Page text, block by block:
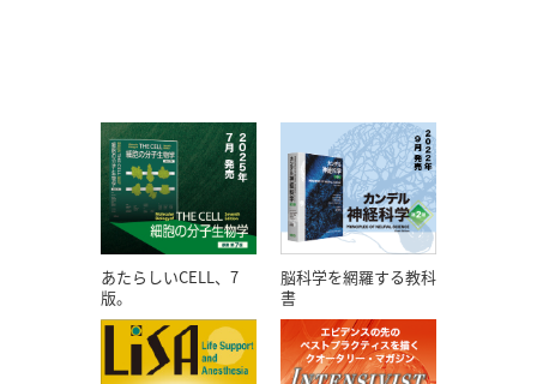
あたらしいCELL、7
版。
脳科学を網羅する教科
書